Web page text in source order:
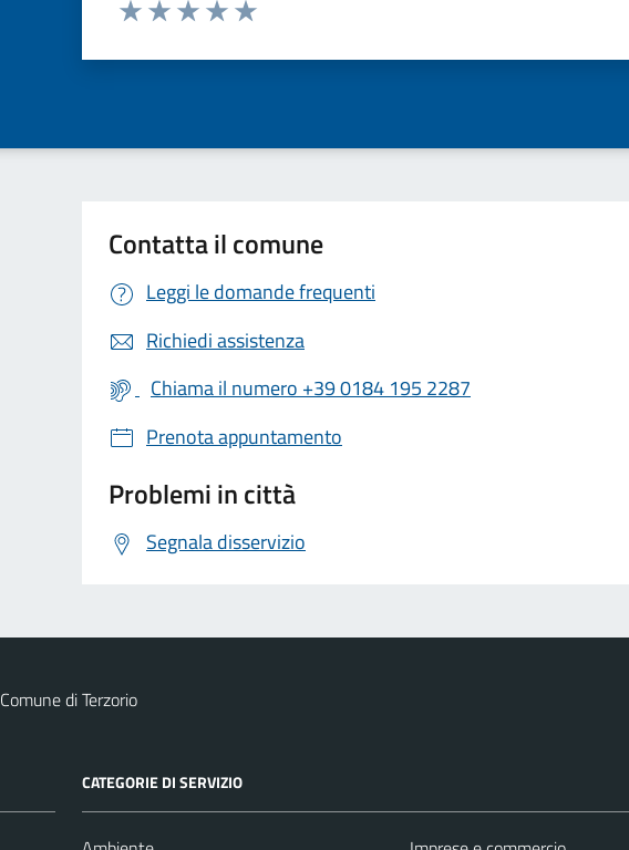
Contatta il comune
Leggi le domande frequenti
Richiedi assistenza
Chiama il numero +39 0184 195 2287
Prenota appuntamento
Problemi in città
Segnala disservizio
Comune di Terzorio
CATEGORIE DI SERVIZIO